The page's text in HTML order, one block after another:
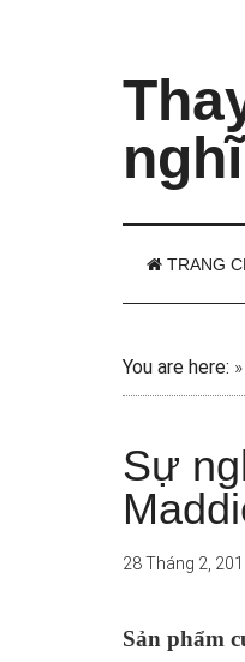
nghĩ
TRANG
You are here: »
Sự
28 Tháng 2,
Sản phẩm